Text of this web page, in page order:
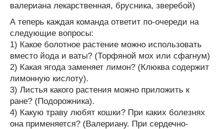
валериана лекарственная, брусника, зверебой)
А теперь каждая команда ответит по-очереди на
следующие вопросы:
1) Какое болотное растение можно использовать
вместо йода и ваты? (Торфяной мох или сфагнум)
2) Какая ягода заменяет лимон? (Клюква содержит
лимонную кислоту).
3) Листья какого растения можно приложить к
ране? (Подорожника).
4) Какую траву любят кошки? При каких болезнях
она применяется? (Валериану. При сердечно-